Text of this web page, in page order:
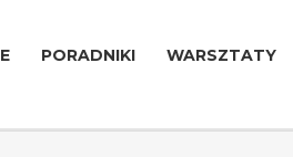
PORADNIKI WARSZTATY